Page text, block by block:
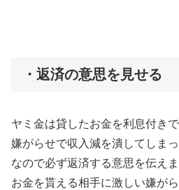
・返済の意思を見せる
ヤミ金は貸したお金を利息付き
嫌がらせで収入減を潰してしまっ
なので必ず返済する意思を伝えま
お金を貰える相手に激しい嫌が